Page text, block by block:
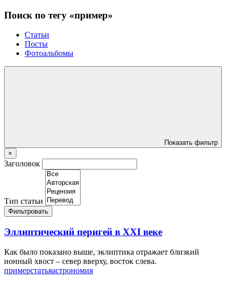
Поиск по тегу «пример»
Статьи
Посты
Фотоальбомы
Показать фильтр
×
Заголовок
Тип статьи
Фильтровать
Эллиптический перигей в XXI веке
Как было показано выше, эклиптика отражает близкий
ионный хвост – север вверху, восток слева.
примерстатьяастрономия